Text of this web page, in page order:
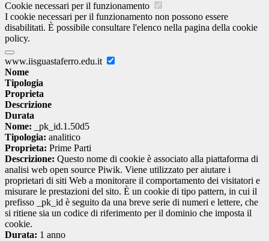
Cookie necessari per il funzionamento
I cookie necessari per il funzionamento non possono essere
disabilitati. È possibile consultare l'elenco nella pagina della cookie
policy.
www.iisguastaferro.edu.it
Nome
Tipologia
Proprieta
Descrizione
Durata
Nome: _pk_id.1.50d5
Tipologia: analitico
Proprieta: Prime Parti
Descrizione: Questo nome di cookie è associato alla piattaforma di
analisi web open source Piwik. Viene utilizzato per aiutare i
proprietari di siti Web a monitorare il comportamento dei visitatori e
misurare le prestazioni del sito. È un cookie di tipo pattern, in cui il
prefisso _pk_id è seguito da una breve serie di numeri e lettere, che
si ritiene sia un codice di riferimento per il dominio che imposta il
cookie.
Durata: 1 anno